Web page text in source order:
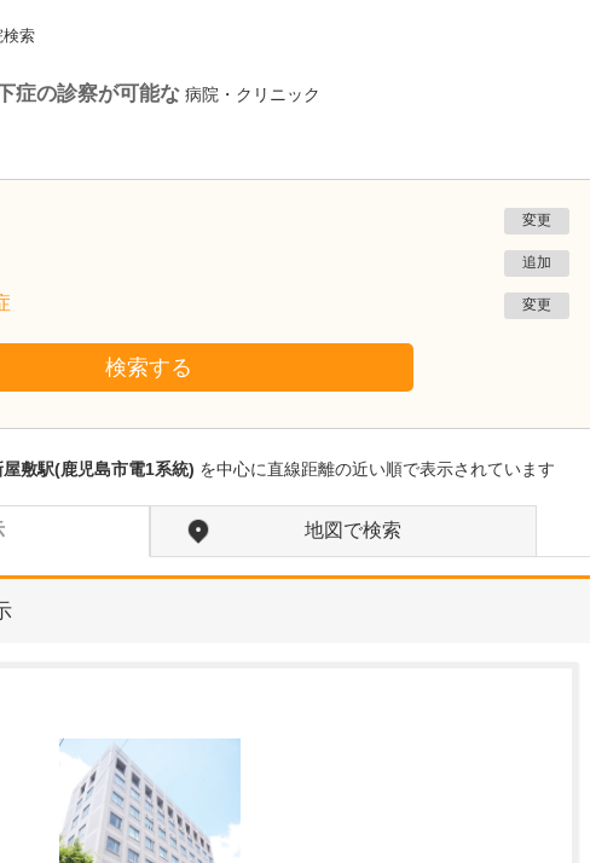
検索
症の診察が可能な 病院・クリニック
変更
追加
変更
検索する
屋敷駅(鹿児島市電1系統) を中心に直線距離の近い順で表示されています
地図で検索
鹿児島県鹿児島市
あいろ歯科医院
歯科医師を志したきっかけを教えてください。
中学生のときに出会った
女性の歯科医師に憧れた